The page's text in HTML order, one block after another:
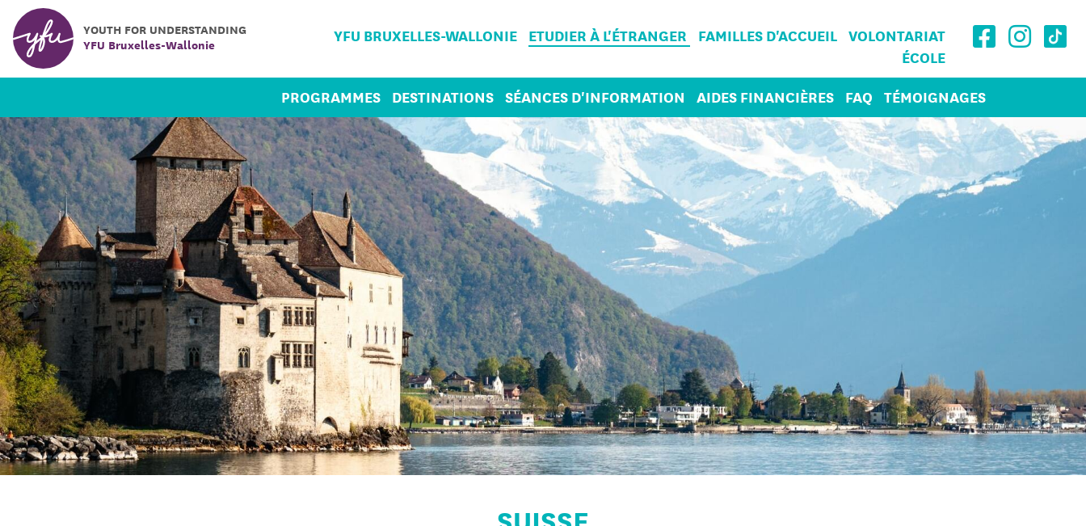
YOUTH FOR UNDERSTANDING
YFU Bruxelles-Wallonie
YFU BRUXELLES-WALLONIE ETUDIER À L'ÉTRANGER FAMILLES D'ACCUEIL
VOLONTARIAT
ÉCOLE
PROGRAMMES DESTINATIONS SÉANCES D'INFORMATION AIDES FINANCIÈRES FAQ TÉMOIGNAGES